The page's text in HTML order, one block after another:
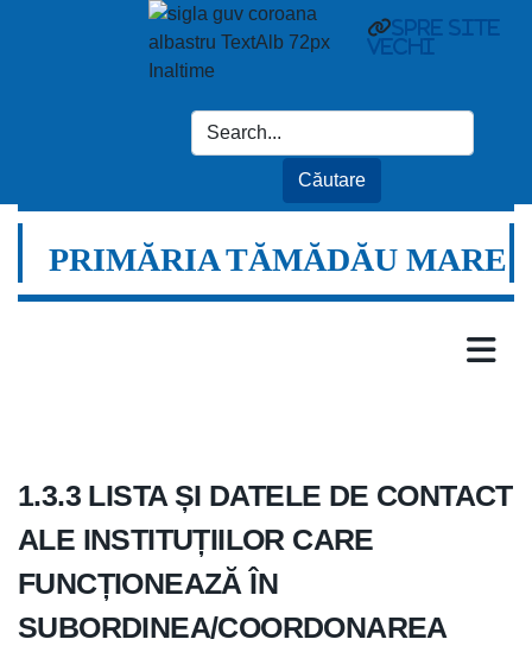
spre site
vechi
PRIMĂRIA TĂMĂDĂU MARE
1.3.3 LISTA ȘI DATELE DE CONTACT
ALE INSTITUȚIILOR CARE
FUNCȚIONEAZĂ ÎN
SUBORDINEA/COORDONAREA